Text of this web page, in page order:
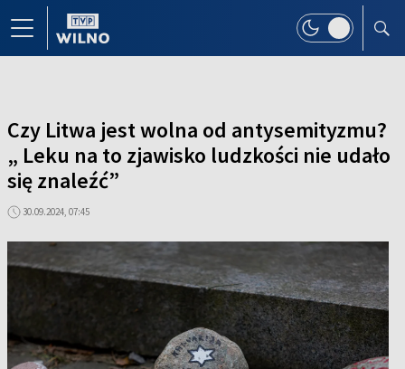
Czy Litwa jest wolna od antysemityzmu?
„ Leku na to zjawisko ludzkości nie udało
się znaleźć”
30.09.2024, 07:45